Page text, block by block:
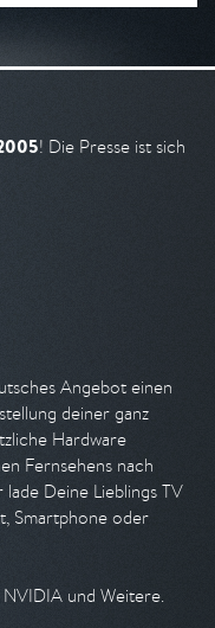
! Die Presse ist sich
Angebot einen
deiner ganz
Hardware
Fernsehens nach
Deine Lieblings TV
Smartphone oder
und Weitere.